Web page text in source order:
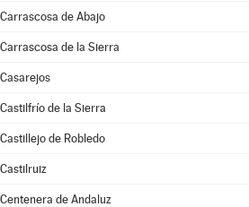
Carrascosa de Abajo
Carrascosa de la Sierra
Casarejos
Castilfrío de la Sierra
Castillejo de Robledo
Castilruiz
Centenera de Andaluz